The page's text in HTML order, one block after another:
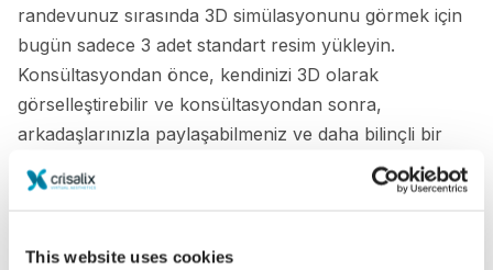
This website uses cookies
randevunuz sırasında 3D simülasyonunu görmek için
bugün sadece 3 adet standart resim yükleyin.
Konsültasyondan önce, kendinizi 3D olarak
görselleştirebilir ve konsültasyondan sonra,
arkadaşlarınızla paylaşabilmeniz ve daha bilinçli bir
karar verebilmeniz için yeni görünümünüze evden
erişebilirsiniz.
Yeni sizi şimdi görün!